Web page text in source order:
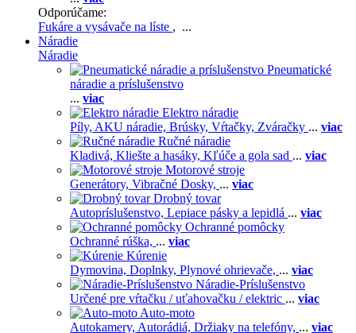
Odporúčame:
Fukáre a vysávače na líste , ...
Náradie
Náradie
Pneumatické
náradie a príslušenstvo
... viac
Elektro náradie
Píly, AKU náradie, Brúsky, Vŕtačky, Zváračky ... viac
Ručné náradie
Kladivá, Kliešte a hasáky, Kľúče a gola sad ... viac
Motorové stroje
Generátory, Vibračné Dosky, ... viac
Drobný tovar
Autopríslušenstvo, Lepiace pásky a lepidlá ... viac
Ochranné pomôcky
Ochranné rúška, ... viac
Kúrenie
Dymovina, Doplnky, Plynové ohrievače, ... viac
Náradie-Príslušenstvo
Určené pre vŕtačku / uťahovačku / elektric ... viac
Auto-moto
Autokamery, Autorádiá, Držiaky na telefóny, ... viac